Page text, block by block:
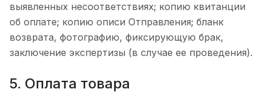
выявленных несоответствиях; копию квитанции
об оплате; копию описи Отправления; бланк
возврата, фотографию, фиксирующую брак,
заключение экспертизы (в случае ее проведения).
5. Оплата товара